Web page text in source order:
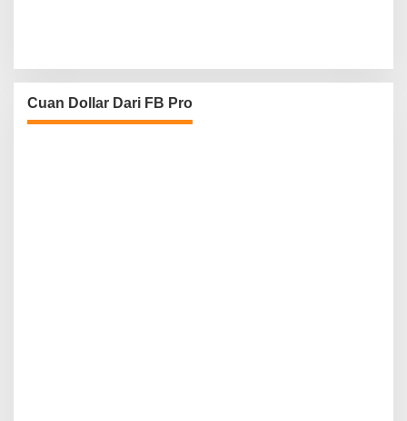
Cuan Dollar Dari FB Pro